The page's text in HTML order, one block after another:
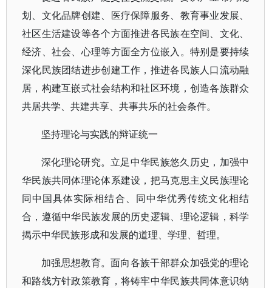
划、文化品牌创建、医疗保障服务、教育事业发展、
社区生活建设等各个方面推进各民族在空间、文化、
经济、社会、心理等方面全方位嵌入。特别是要持续
深化民族团结进步创建工作，推进各民族人口流动融
居，构建互嵌式社会结构和社区环境，创造各族群众
共居共学、共建共享、共事共乐的社会条件。
坚持理论与实践的辩证统一
深化理论研究。立足中华民族悠久历史，加强中
华民族共同体理论体系建设，把马克思主义民族理论
同中国具体实际相结合、同中华优秀传统文化相结
合，遵循中华民族发展的历史逻辑、理论逻辑，科学
揭示中华民族形成和发展的道理、学理、哲理。
加强思想教育。面向各族干部群众加强党的理论
和路线方针政策教育，将铸牢中华民族共同体意识纳